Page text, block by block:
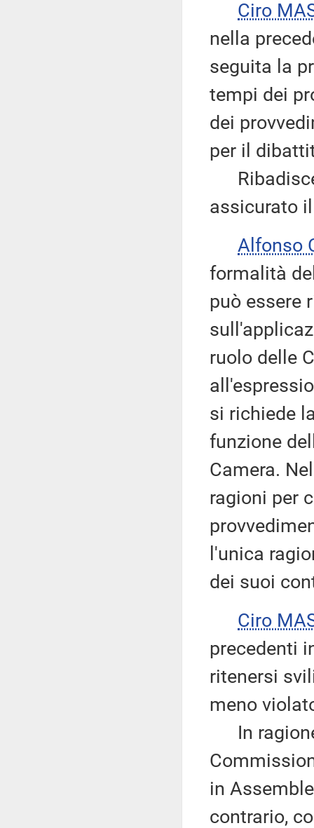
Ciro
nella
seguita la
tempi dei
dei
per il
Ribadisce
assicurato
Alfonso
formalità
può essere
ruolo delle
si richiede
funzione
Camera.
ragioni per
l'unica
dei suoi
Ciro
precedenti
ritenersi
meno
In
in
contrario,